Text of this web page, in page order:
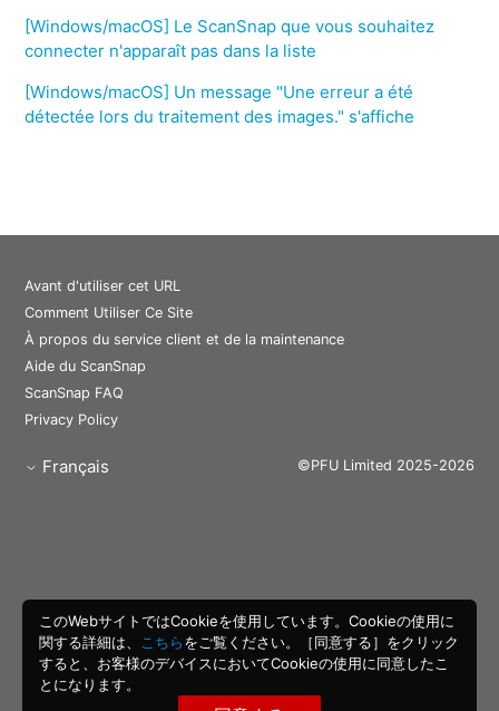
[Windows/macOS] Le ScanSnap que vous souhaitez
connecter n'apparaît pas dans la liste
[Windows/macOS] Un message "Une erreur a été
détectée lors du traitement des images." s'affiche
Avant d'utiliser cet URL
Comment Utiliser Ce Site
À propos du service client et de la maintenance
Aide du ScanSnap
ScanSnap FAQ
Privacy Policy
Français ©PFU Limited 2025-2026
このWebサイトではCookieを使用しています。Cookieの使用に
関する詳細は、
こちらをご覧ください。［同意する］をクリック
すると、お客様のデバイスにおいてCookieの使用に同意したこ
とになります。